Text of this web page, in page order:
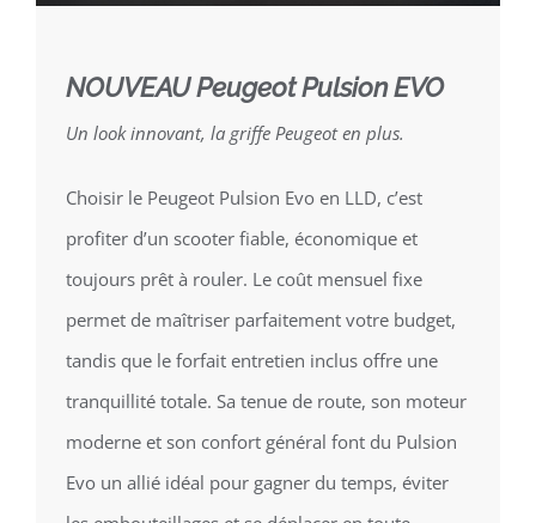
NOUVEAU Peugeot Pulsion EVO
Un look innovant, la griffe Peugeot en plus.
Choisir le Peugeot Pulsion Evo en LLD, c’est
profiter d’un scooter fiable, économique et
toujours prêt à rouler. Le coût mensuel fixe
permet de maîtriser parfaitement votre budget,
tandis que le forfait entretien inclus offre une
tranquillité totale. Sa tenue de route, son moteur
moderne et son confort général font du Pulsion
Evo un allié idéal pour gagner du temps, éviter